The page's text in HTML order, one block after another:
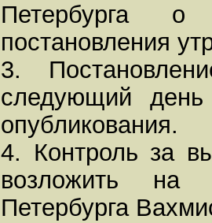
Петербурга о
постановления
3.
следующий день
опубликования.
4. Контроль за
возложить на
Петербурга